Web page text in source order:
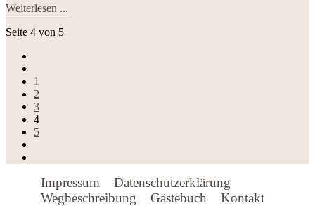
Weiterlesen ...
Seite 4 von 5
1
2
3
4
5
Impressum
Datenschutzerklärung
Wegbeschreibung
Gästebuch
Kontakt